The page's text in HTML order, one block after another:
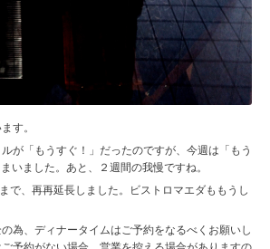
す。
が「もうすぐ！」だったのですが、今週は「もう
いました。あと、２週間の我慢ですね。
で、再再延長しました。ビストロマエダももうし
為、ディナータイムはご予約をなるべくお願いし